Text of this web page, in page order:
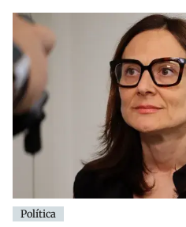
Política